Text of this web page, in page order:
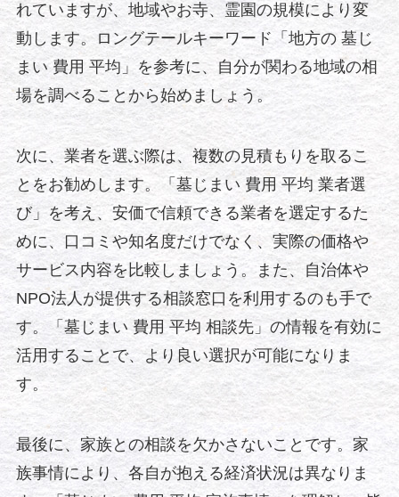
れていますが、地域やお寺、霊園の規模により変
動します。ロングテールキーワード「地方の 墓じ
まい 費用 平均」を参考に、自分が関わる地域の相
場を調べることから始めましょう。
次に、業者を選ぶ際は、複数の見積もりを取るこ
とをお勧めします。「墓じまい 費用 平均 業者選
び」を考え、安価で信頼できる業者を選定するた
めに、口コミや知名度だけでなく、実際の価格や
サービス内容を比較しましょう。また、自治体や
NPO法人が提供する相談窓口を利用するのも手で
す。「墓じまい 費用 平均 相談先」の情報を有効に
活用することで、より良い選択が可能になりま
す。
最後に、家族との相談を欠かさないことです。家
族事情により、各自が抱える経済状況は異なりま